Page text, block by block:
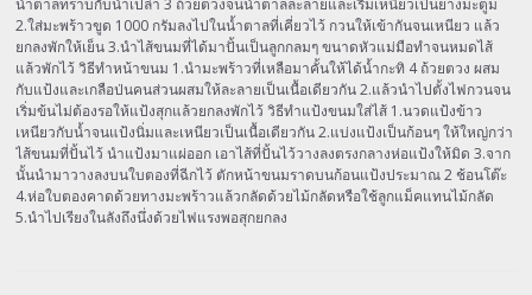
น้ำตาลทราบกับน้ำเปล่า 3 ถ้วยตวงจนน้ำตาลละลายและเริ่มเหนียวเป็นยางมะตูม
2.ใส่มะพร้าวขูด 1000 กรัมลงไปในน้ำตาลที่เคี่ยวไว้ กวนให้เข้ากันจนเหนียว แล้ว
ยกลงพักให้เย็น 3.นำไส้ขนมที่ได้มาปั้นเป็นลูกกลมๆ ขนาดหัวแม่มือทำจนหมดไส้
แล้วพักไว้ วิธีทำหน้าขนม 1.นำมะพร้าวที่เหลือมาคั้นให้ได้น้ำกะทิ 4 ถ้วยตวง ผสม
กับแป้งและเกลือป่นคนส่วนผสมให้ละลายเป็นเนื้อเดียวกัน 2.แล้วนำไปตั้งไฟกวนจน
เริ่มข้นไม่ต้องรอให้แป้งสุกแล้วยกลงพักไว้ วิธีทำแป้งขนมใส่ไส้ 1.นวดแป้งข้าว
เหนียวกับน้ำจนแป้งนิ่มและเหนียวเป็นเนื้อเดียวกัน 2.แบ่งแป้งเป็นก้อนๆ ให้ใหญ่กว่า
ไส้ขนมที่ปั้นไว้ นำแป้งมาแผ่ออก เอาไส้ที่ปั้นไว้วางลงตรงกลางห่อแป้งให้มิด 3.จาก
นั้นนำมาวางลงบนใบตองที่ฉีกไว้ ตักหน้าขนมราดบนก้อนแป้งประมาณ 2 ช้อนโต๊ะ
4.ห่อใบตองคาดด้วยทางมะพร้าวแล้วกลัดด้วยไม้กลัดหรือใช้ลูกแม็คแทนไม้กลัด
5.นำไปเรียงในลังถึงนึ่งด้วยไฟแรงพอสุกยกลง